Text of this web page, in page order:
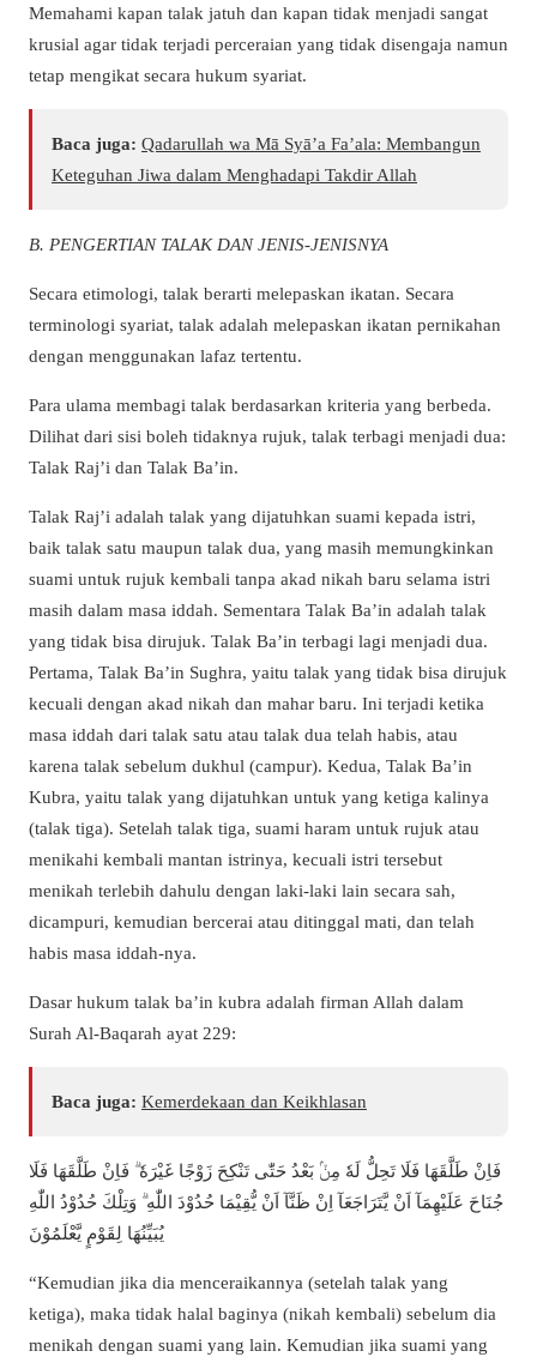
Memahami kapan talak jatuh dan kapan tidak menjadi sangat
krusial agar tidak terjadi perceraian yang tidak disengaja namun
tetap mengikat secara hukum syariat.
Baca juga: Qadarullah wa Mā Syā’a Fa’ala: Membangun
Keteguhan Jiwa dalam Menghadapi Takdir Allah
B. PENGERTIAN TALAK DAN JENIS-JENISNYA
Secara etimologi, talak berarti melepaskan ikatan. Secara
terminologi syariat, talak adalah melepaskan ikatan pernikahan
dengan menggunakan lafaz tertentu.
Para ulama membagi talak berdasarkan kriteria yang berbeda.
Dilihat dari sisi boleh tidaknya rujuk, talak terbagi menjadi dua:
Talak Raj’i dan Talak Ba’in.
Talak Raj’i adalah talak yang dijatuhkan suami kepada istri,
baik talak satu maupun talak dua, yang masih memungkinkan
suami untuk rujuk kembali tanpa akad nikah baru selama istri
masih dalam masa iddah. Sementara Talak Ba’in adalah talak
yang tidak bisa dirujuk. Talak Ba’in terbagi lagi menjadi dua.
Pertama, Talak Ba’in Sughra, yaitu talak yang tidak bisa dirujuk
kecuali dengan akad nikah dan mahar baru. Ini terjadi ketika
masa iddah dari talak satu atau talak dua telah habis, atau
karena talak sebelum dukhul (campur). Kedua, Talak Ba’in
Kubra, yaitu talak yang dijatuhkan untuk yang ketiga kalinya
(talak tiga). Setelah talak tiga, suami haram untuk rujuk atau
menikahi kembali mantan istrinya, kecuali istri tersebut
menikah terlebih dahulu dengan laki-laki lain secara sah,
dicampuri, kemudian bercerai atau ditinggal mati, dan telah
habis masa iddah-nya.
Dasar hukum talak ba’in kubra adalah firman Allah dalam
Surah Al-Baqarah ayat 229:
Baca juga: Kemerdekaan dan Keikhlasan
فَاِنْ طَلَّقَهَا فَلَا تَحِلُّ لَهٗ مِنْۢ بَعْدُ حَتّٰى تَنْكِحَ زَوْجًا غَيْرَهٗ ۗ فَاِنْ طَلَّقَهَا فَلَا
جُنَاحَ عَلَيْهِمَآ اَنْ يَّتَرَاجَعَآ اِنْ ظَنَّآ اَنْ يُّقِيْمَا حُدُوْدَ اللّٰهِ ۗ وَتِلْكَ حُدُوْدُ اللّٰهِ
يُبَيِّنُهَا لِقَوْمٍ يَّعْلَمُوْنَ
“Kemudian jika dia menceraikannya (setelah talak yang
ketiga), maka tidak halal baginya (nikah kembali) sebelum dia
menikah dengan suami yang lain. Kemudian jika suami yang